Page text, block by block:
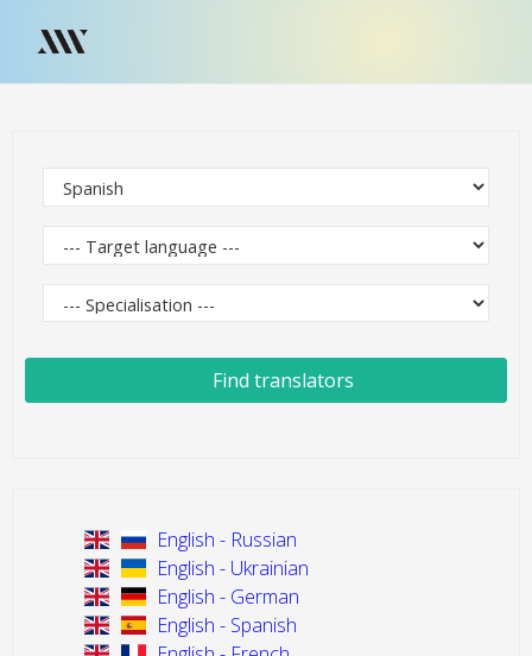
Find translators
English - Russian
English - Ukrainian
English - German
English - Spanish